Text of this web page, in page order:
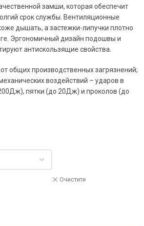
замши, которая обеспечит
срок службы. Вентиляционные
дышать, а застежки-липучки плотно
Эргономичный дизайн подошвы и
антискользящие свойства.
общих производственных загрязнений;
воздействий – ударов в
пятки (до 20Дж) и проколов (до
Очистити